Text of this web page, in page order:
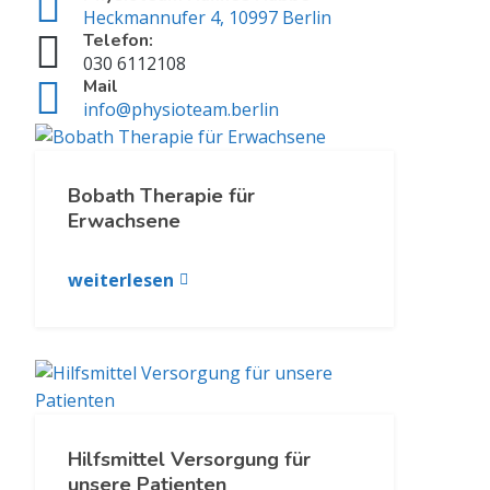
Heckmannufer 4, 10997 Berlin
Telefon:
030 6112108
Mail
info@physioteam.berlin
Bobath Therapie für
Erwachsene
weiterlesen
Hilfsmittel Versorgung für
unsere Patienten